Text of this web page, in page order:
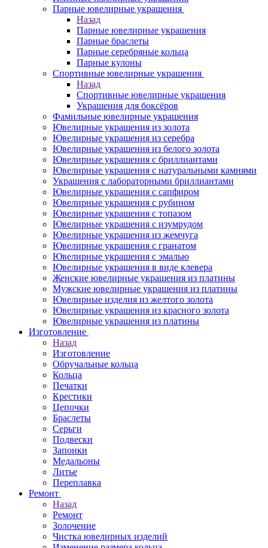
Парные ювелирные украшения
Назад
Парные ювелирные украшения
Парные браслеты
Парные серебряные кольца
Парные кулоны
Спортивные ювелирные украшения
Назад
Спортивные ювелирные украшения
Украшения для боксёров
Фамильные ювелирные украшения
Ювелирные украшения из золота
Ювелирные украшения из серебра
Ювелирные украшения из белого золота
Ювелирные украшения с бриллиантами
Ювелирные украшения с натуральными камнями
Украшения с лабораторными бриллиантами
Ювелирные украшения с сапфиром
Ювелирные украшения с рубином
Ювелирные украшения с топазом
Ювелирные украшения с изумрудом
Ювелирные украшения из жемчуга
Ювелирные украшения с гранатом
Ювелирные украшения с эмалью
Ювелирные украшения в виде клевера
Женские ювелирные украшения из платины
Мужские ювелирные украшения из платины
Ювелирные изделия из желтого золота
Ювелирные украшения из красного золота
Ювелирные украшения из платины
Изготовление
Назад
Изготовление
Обручальные кольца
Кольца
Печатки
Крестики
Цепочки
Браслеты
Серьги
Подвески
Запонки
Медальоны
Литье
Переплавка
Ремонт
Назад
Ремонт
Золочение
Чистка ювелирных изделий